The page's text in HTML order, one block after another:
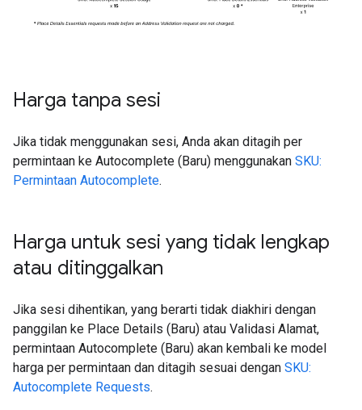
Harga tanpa sesi
Jika tidak menggunakan sesi, Anda akan ditagih per
permintaan ke Autocomplete (Baru) menggunakan SKU:
Permintaan Autocomplete.
Harga untuk sesi yang tidak lengkap
atau ditinggalkan
Jika sesi dihentikan, yang berarti tidak diakhiri dengan
panggilan ke Place Details (Baru) atau Validasi Alamat,
permintaan Autocomplete (Baru) akan kembali ke model
harga per permintaan dan ditagih sesuai dengan SKU:
Autocomplete Requests.